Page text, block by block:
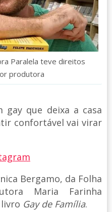
Paralela teve direitos
produtora
que deixa a casa
confortável vai virar
Bergamo, da Folha
Maria Farinha
Gay de Família.